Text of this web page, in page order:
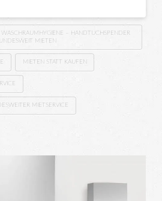
– HANDTUCHSPENDER
MIETEN
MIETEN STATT KAUFEN
MIETSERVICE